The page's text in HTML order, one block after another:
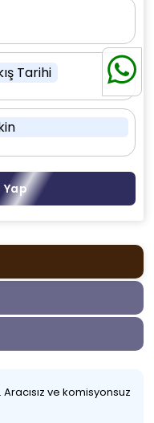
Tarihi
Yap
Aracısız ve komisyonsuz